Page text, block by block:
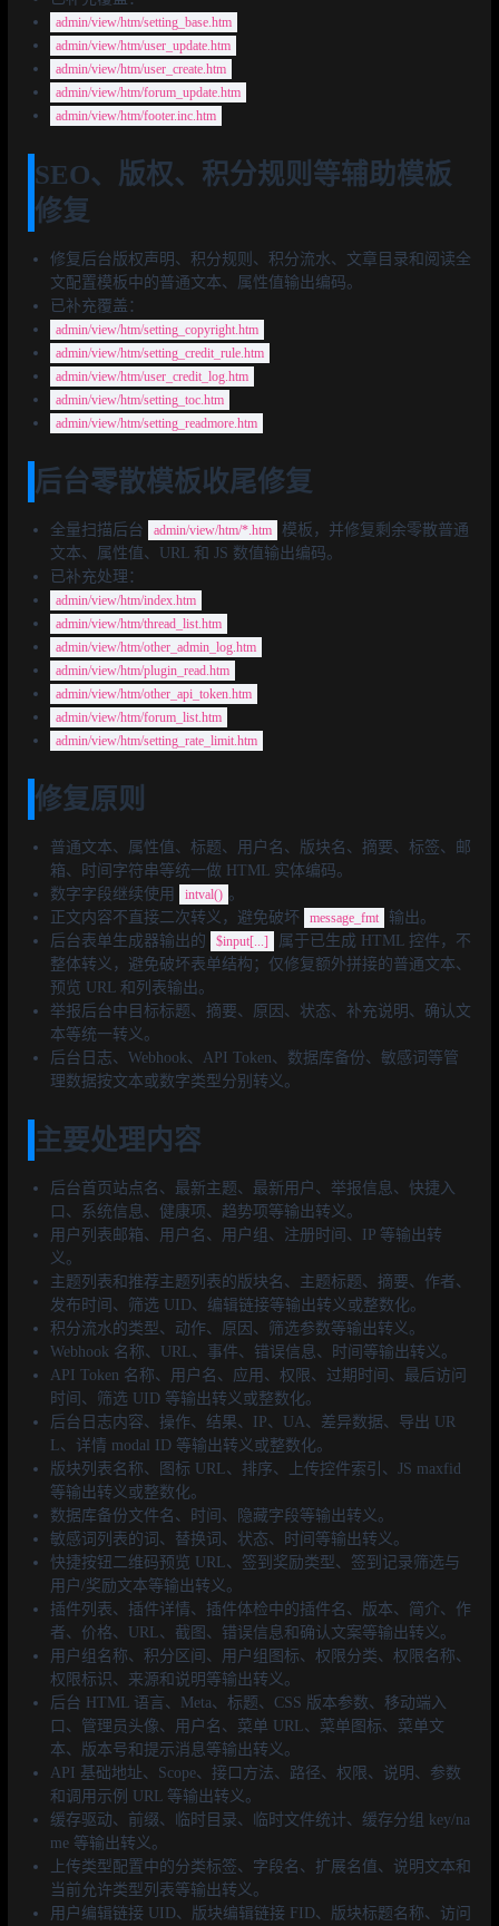
admin/view/htm/setting_base.htm
admin/view/htm/user_update.htm
admin/view/htm/user_create.htm
admin/view/htm/forum_update.htm
admin/view/htm/footer.inc.htm
SEO、版权、积分规则等辅助模板
修复
修复后台版权声明、积分规则、积分流水、文章目录和阅读全
文配置模板中的普通文本、属性值输出编码。
已补充覆盖：
admin/view/htm/setting_copyright.htm
admin/view/htm/setting_credit_rule.htm
admin/view/htm/user_credit_log.htm
admin/view/htm/setting_toc.htm
admin/view/htm/setting_readmore.htm
后台零散模板收尾修复
全量扫描后台 admin/view/htm/*.htm
模板，并修复剩余零散普通
文本、属性值、URL 和 JS 数值输出编码。
已补充处理：
admin/view/htm/index.htm
admin/view/htm/thread_list.htm
admin/view/htm/other_admin_log.htm
admin/view/htm/plugin_read.htm
admin/view/htm/other_api_token.htm
admin/view/htm/forum_list.htm
admin/view/htm/setting_rate_limit.htm
修复原则
普通文本、属性值、标题、用户名、版块名、摘要、标签、邮
箱、时间字符串等统一做 HTML 实体编码。
数字字段继续使用
intval() 。
正文内容不直接二次转义，避免破坏
message_fmt
输出。
后台表单生成器输出的
$input[...]
属于已生成 HTML 控件，不
整体转义，避免破坏表单结构；仅修复额外拼接的普通文本、
预览 URL 和列表输出。
举报后台中目标标题、摘要、原因、状态、补充说明、确认文
本等统一转义。
后台日志、Webhook、API Token、数据库备份、敏感词等管
理数据按文本或数字类型分别转义。
主要处理内容
后台首页站点名、最新主题、最新用户、举报信息、快捷入
口、系统信息、健康项、趋势项等输出转义。
用户列表邮箱、用户名、用户组、注册时间、IP 等输出转
义。
主题列表和推荐主题列表的版块名、主题标题、摘要、作者、
发布时间、筛选 UID、编辑链接等输出转义或整数化。
积分流水的类型、动作、原因、筛选参数等输出转义。
Webhook 名称、URL、事件、错误信息、时间等输出转义。
API Token 名称、用户名、应用、权限、过期时间、最后访问
时间、筛选 UID 等输出转义或整数化。
后台日志内容、操作、结果、IP、UA、差异数据、导出 UR
L、详情 modal ID 等输出转义或整数化。
版块列表名称、图标 URL、排序、上传控件索引、JS maxfid
等输出转义或整数化。
数据库备份文件名、时间、隐藏字段等输出转义。
敏感词列表的词、替换词、状态、时间等输出转义。
快捷按钮二维码预览 URL、签到奖励类型、签到记录筛选与
用户/奖励文本等输出转义。
插件列表、插件详情、插件体检中的插件名、版本、简介、作
者、价格、URL、截图、错误信息和确认文案等输出转义。
用户组名称、积分区间、用户组图标、权限分类、权限名称、
权限标识、来源和说明等输出转义。
后台 HTML 语言、Meta、标题、CSS 版本参数、移动端入
口、管理员头像、用户名、菜单 URL、菜单图标、菜单文
本、版本号和提示消息等输出转义。
API 基础地址、Scope、接口方法、路径、权限、说明、参数
和调用示例 URL 等输出转义。
缓存驱动、前缀、临时目录、临时文件统计、缓存分组 key/na
me 等输出转义。
上传类型配置中的分类标签、字段名、扩展名值、说明文本和
当前允许类型列表等输出转义。
用户编辑链接 UID、版块编辑链接 FID、版块标题名称、访问